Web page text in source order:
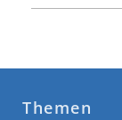
Themen